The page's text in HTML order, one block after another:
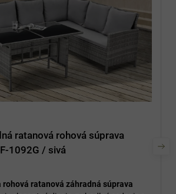
ratanová rohová súprava
1092G / sivá
rohová ratanová záhradná súprava